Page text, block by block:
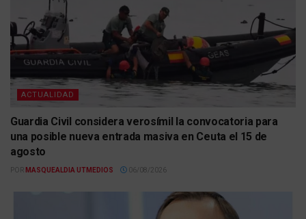
ACTUALIDAD
Guardia Civil considera verosímil la convocatoria para
una posible nueva entrada masiva en Ceuta el 15 de
agosto
POR MASQUEALDIA UTMEDIOS 06/08/2026